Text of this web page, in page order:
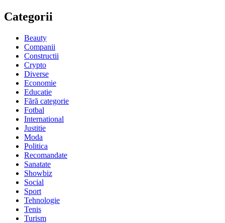
Categorii
Beauty
Companii
Constructii
Crypto
Diverse
Economie
Educatie
Fără categorie
Fotbal
International
Justitie
Moda
Politica
Recomandate
Sanatate
Showbiz
Social
Sport
Tehnologie
Tenis
Turism